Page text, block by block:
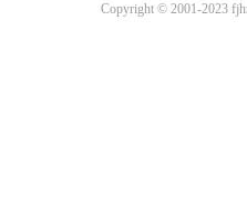
Copyright © 2001-2023